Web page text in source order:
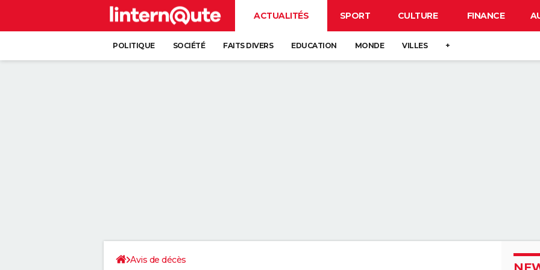
ACTUALITÉS SPORT CULTURE FINANCE
POLITIQUE SOCIÉTÉ FAITS DIVERS EDUCATION MONDE VILLES +
Avis de décès